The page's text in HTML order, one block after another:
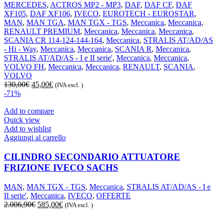
MERCEDES, ACTROS MP2 - MP3, DAF, DAF CF, DAF
XF105, DAF XF106, IVECO, EUROTECH - EUROSTAR,
MAN, MAN TGA, MAN TGX - TGS, Meccanica, Meccanica,
RENAULT PREMIUM, Meccanica, Meccanica, Meccanica,
SCANIA CR 114-124-144-164, Meccanica, STRALIS AT/AD/AS
- Hi - Way, Meccanica, Meccanica, SCANIA R, Meccanica,
STRALIS AT/AD/AS - I e II serie', Meccanica, Meccanica,
VOLVO FH, Meccanica, Meccanica, RENAULT, SCANIA,
VOLVO
130,00€ Il
era:
130,00€.
45,00€Il
è:
(IVA escl. )
-71%
Add to compare
Quick view
Add to wishlist
Aggiungi al carrello
CILINDRO SECONDARIO ATTUATORE
FRIZIONE IVECO SACHS
MAN, MAN TGX - TGS, Meccanica, STRALIS AT/AD/AS - I e
II serie', Meccanica, IVECO, OFFERTE
2.006,90€ Il
585,00€Il(IVA escl. )